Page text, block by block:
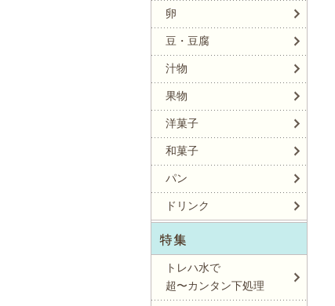
卵
豆・豆腐
汁物
果物
洋菓子
和菓子
パン
ドリンク
トレハ水で
超〜カンタン下処理